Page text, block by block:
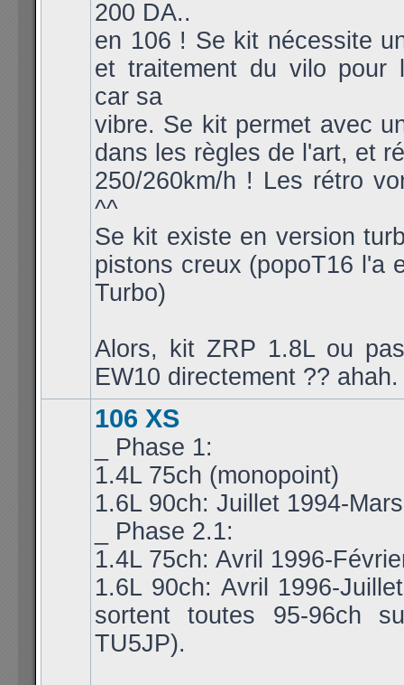
200 DA..
en 106 ! Se kit nécessite
et traitement du vilo pour
car sa
vibre. Se kit permet avec
dans les règles de l'art, et
250/260km/h ! Les rétro
^^
Se kit existe en version
pistons creux (popoT16 l'a
Turbo)
Alors, kit ZRP 1.8L ou
EW10 directement ?? ahah.
106 XS
_ Phase 1:
1.4L 75ch (monopoint)
1.6L 90ch: Juillet 1994-
_ Phase 2.1:
1.4L 75ch: Avril 1996-
1.6L 90ch: Avril 1996-
sortent toutes 95-96ch
TU5JP).